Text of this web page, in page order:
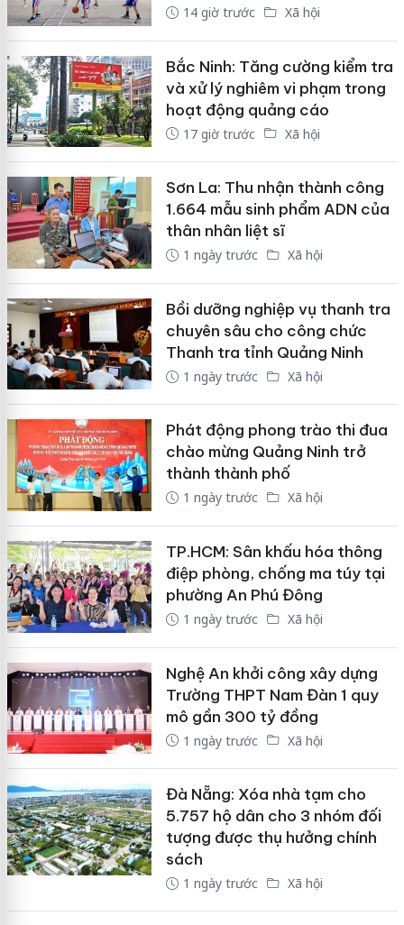
14 giờ trước Xã hội
Bắc Ninh: Tăng cường kiểm tra
và xử lý nghiêm vi phạm trong
hoạt động quảng cáo
17 giờ trước Xã hội
Sơn La: Thu nhận thành công
1.664 mẫu sinh phẩm ADN của
thân nhân liệt sĩ
1 ngày trước Xã hội
Bồi dưỡng nghiệp vụ thanh tra
chuyên sâu cho công chức
Thanh tra tỉnh Quảng Ninh
1 ngày trước Xã hội
Phát động phong trào thi đua
chào mừng Quảng Ninh trở
thành thành phố
1 ngày trước Xã hội
TP.HCM: Sân khấu hóa thông
điệp phòng, chống ma túy tại
phường An Phú Đông
1 ngày trước Xã hội
Nghệ An khởi công xây dựng
Trường THPT Nam Đàn 1 quy
mô gần 300 tỷ đồng
1 ngày trước Xã hội
Đà Nẵng: Xóa nhà tạm cho
5.757 hộ dân cho 3 nhóm đối
tượng được thụ hưởng chính
sách
1 ngày trước Xã hội